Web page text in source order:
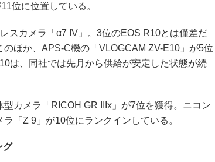
位に位置している。
スカメラ「α7 IV」。3位のEOS R10とは僅差だ
ほか、APS-C機の「VLOGCAM ZV-E10」が5位
は、同社では先月から供給が安定した状態が続
カメラ「RICOH GR IIIx」が7位を獲得。ニコン
「Z 9」が10位にランクインしている。
グ